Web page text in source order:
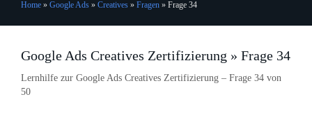
Home » Google Ads » Creatives » Fragen » Frage 34
Google Ads Creatives Zertifizierung » Frage 34
Lernhilfe zur Google Ads Creatives Zertifizierung – Frage 34 von
50